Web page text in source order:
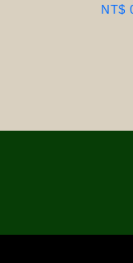
NT$